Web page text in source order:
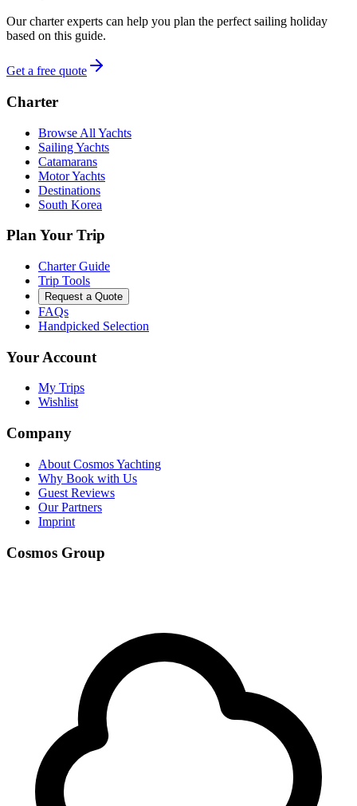
Our charter experts can help you plan the perfect sailing holiday
based on this guide.
Get a free quote
Charter
Browse All Yachts
Sailing Yachts
Catamarans
Motor Yachts
Destinations
South Korea
Plan Your Trip
Charter Guide
Trip Tools
Request a Quote
FAQs
Handpicked Selection
Your Account
My Trips
Wishlist
Company
About Cosmos Yachting
Why Book with Us
Guest Reviews
Our Partners
Imprint
Cosmos Group